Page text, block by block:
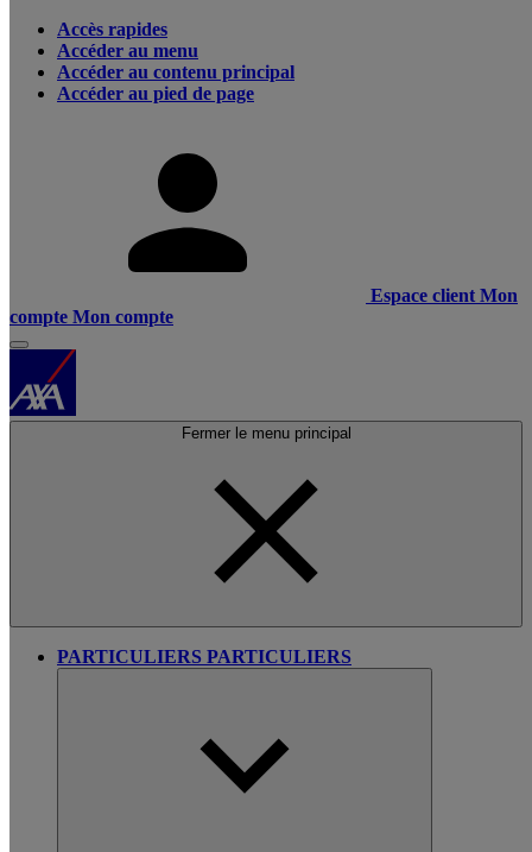
Accès rapides
Accéder au menu
Accéder au contenu principal
Accéder au pied de page
Espace client Mon
compte Mon compte
Fermer le menu principal
PARTICULIERS PARTICULIERS